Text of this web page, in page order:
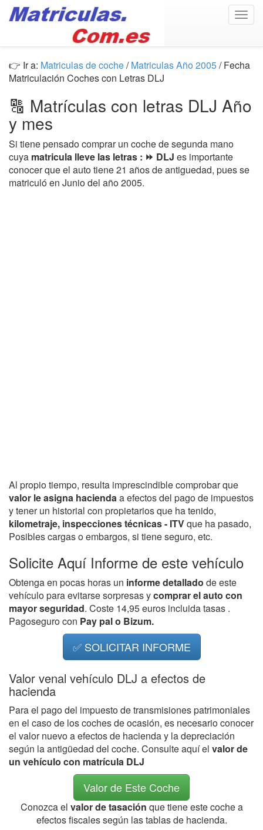
👉 Ir a: Matriculas de coche/Matriculas Año 2005/ Fecha
Matriculación Coches con Letras DLJ
🔠 Matrículas con letras DLJ Año
y mes
Si tiene pensado comprar un coche de segunda mano
cuya matricula lleve las letras : ⏩ DLJ es importante
conocer que el auto tiene 21 años de antiguedad, pues se
matriculó en Junio del año 2005.
Al propio tiempo, resulta imprescindible comprobar que
valor le asigna haciendaa efectos del pago de impuestos
y tener un historial con propietarios que ha tenido,
kilometraje, inspecciones técnicas - ITVque ha pasado,
Posibles cargas o embargos, si tiene seguro, etc.
Solicite Aquí Informe de este vehículo
Obtenga en pocas horas un informe detallado de este
vehículo para evitarse sorpresas ycomprar el auto con
mayor seguridad. Coste 14,95 euros incluida tasas .
Pagoseguro con Pay pal o Bizum.
✅ SOLICITAR INFORME
Valor venal vehículo DLJ a efectos de
hacienda
Para el pago del impuesto de transmisiones patrimoniales
en el caso de los coches de ocasión, es necesario conocer
el valor nuevo a efectos de hacienda y la depreciación
según la antigüedad del coche. Consulte aquí el valor de
un vehículo con matrícula DLJ
Valor de Este Coche
Conozca el valor de tasación que tiene este coche a
efectos fiscales según las tablas de hacienda.